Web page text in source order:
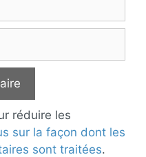
réduire les
sur la façon dont les
sont traitées.